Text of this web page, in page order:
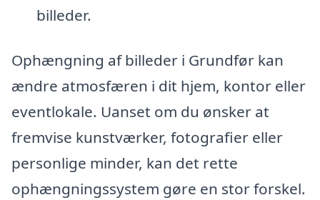
billeder.
Ophængning af billeder i Grundfør kan
ændre atmosfæren i dit hjem, kontor eller
eventlokale. Uanset om du ønsker at
fremvise kunstværker, fotografier eller
personlige minder, kan det rette
ophængningssystem gøre en stor forskel.